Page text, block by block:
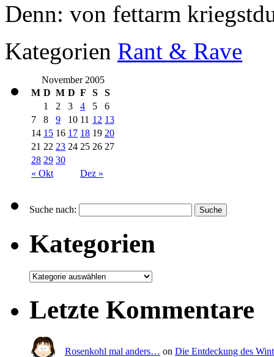
Denn: von fettarm
Kategorien Rant & Rave
November 2005
M D M D F S S
« Okt Dez »
1 2 3 4 5
6
7
8 9 10 11 12 13
14 15 16 17 18 19 20
21 22 23 24 25 26 27
28 29 30
Suche nach:
Kategorien
Letzte Kommentare
Rosenkohl mal anders… on Die Entdeckung des